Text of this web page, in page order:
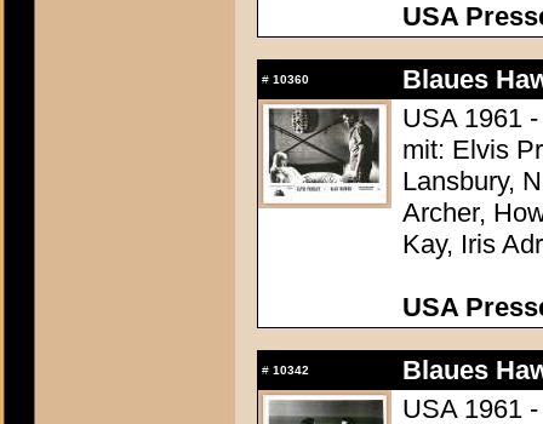
USA
# 10360
Blaues
USA 1961
mit: Elvis
Lansbury,
Archer,
Kay, Iris
USA
# 10342
Blaues
USA 1961